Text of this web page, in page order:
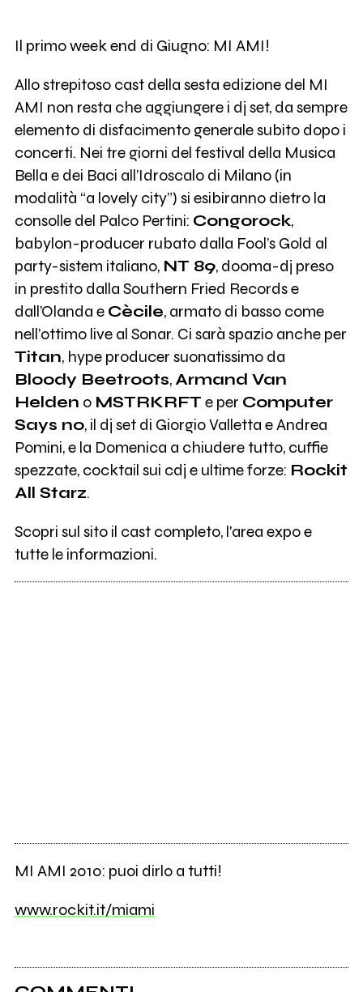
Il primo week end di Giugno: MI AMI!
Allo strepitoso cast della sesta edizione del MI
AMI non resta che aggiungere i dj set, da sempre
elemento di disfacimento generale subito dopo i
concerti. Nei tre giorni del festival della Musica
Bella e dei Baci all’Idroscalo di Milano (in
modalità “a lovely city”) si esibiranno dietro la
consolle del Palco Pertini: Congorock,
babylon-producer rubato dalla Fool’s Gold al
party-sistem italiano, NT 89, dooma-dj preso
in prestito dalla Southern Fried Records e
dall’Olanda e Cècile, armato di basso come
nell’ottimo live al Sonar. Ci sarà spazio anche per
Titan, hype producer suonatissimo da
Bloody Beetroots, Armand Van
Helden o MSTRKRFT e per Computer
Says no, il dj set di Giorgio Valletta e Andrea
Pomini, e la Domenica a chiudere tutto, cuffie
spezzate, cocktail sui cdj e ultime forze: Rockit
All Starz.
Scopri sul sito il cast completo, l'area expo e
tutte le informazioni.
MI AMI 2010: puoi dirlo a tutti!
www.rockit.it/miami